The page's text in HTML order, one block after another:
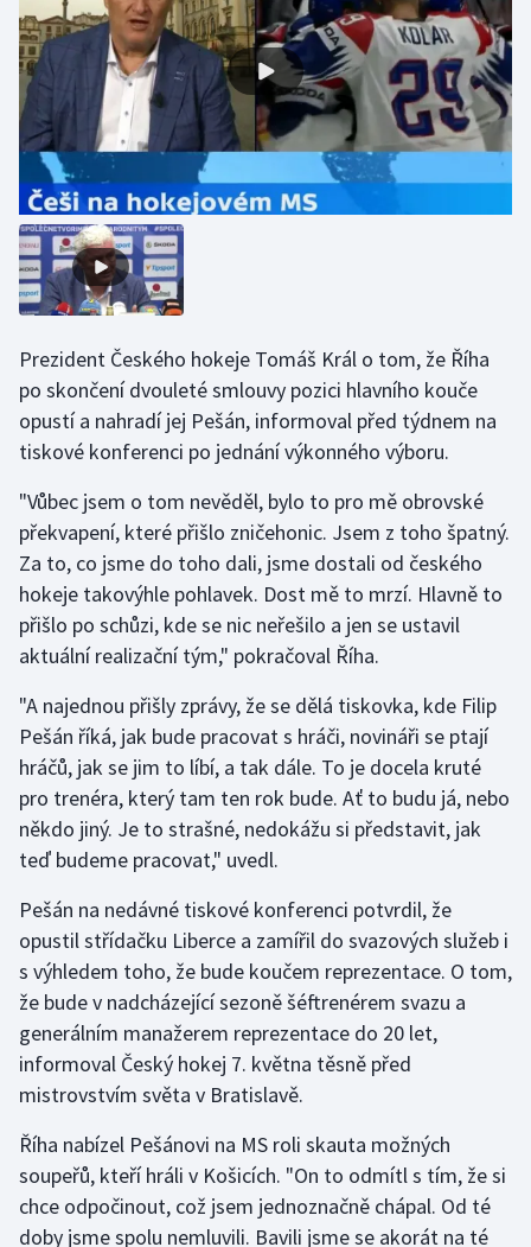
Rychlostní kanoistika
Short track
Sportovní střelba
Stolní tenis
Triatlon
Veslování
Vodní slalom
Volejbal
Prezident Českého hokeje Tomáš Král o tom, že Říha
po skončení dvouleté smlouvy pozici hlavního kouče
opustí a nahradí jej Pešán, informoval před týdnem na
tiskové konferenci po jednání výkonného výboru.
"Vůbec jsem o tom nevěděl, bylo to pro mě obrovské
překvapení, které přišlo zničehonic. Jsem z toho špatný.
Za to, co jsme do toho dali, jsme dostali od českého
hokeje takovýhle pohlavek. Dost mě to mrzí. Hlavně to
přišlo po schůzi, kde se nic neřešilo a jen se ustavil
aktuální realizační tým," pokračoval Říha.
"A najednou přišly zprávy, že se dělá tiskovka, kde Filip
Pešán říká, jak bude pracovat s hráči, novináři se ptají
hráčů, jak se jim to líbí, a tak dále. To je docela kruté
pro trenéra, který tam ten rok bude. Ať to budu já, nebo
někdo jiný. Je to strašné, nedokážu si představit, jak
teď budeme pracovat," uvedl.
Pešán na nedávné tiskové konferenci potvrdil, že
opustil střídačku Liberce a zamířil do svazových služeb i
s výhledem toho, že bude koučem reprezentace. O tom,
že bude v nadcházející sezoně šéftrenérem svazu a
generálním manažerem reprezentace do 20 let,
informoval Český hokej 7. května těsně před
mistrovstvím světa v Bratislavě.
Říha nabízel Pešánovi na MS roli skauta možných
soupeřů, kteří hráli v Košicích. "On to odmítl s tím, že si
chce odpočinout, což jsem jednoznačně chápal. Od té
doby jsme spolu nemluvili. Bavili jsme se akorát na té